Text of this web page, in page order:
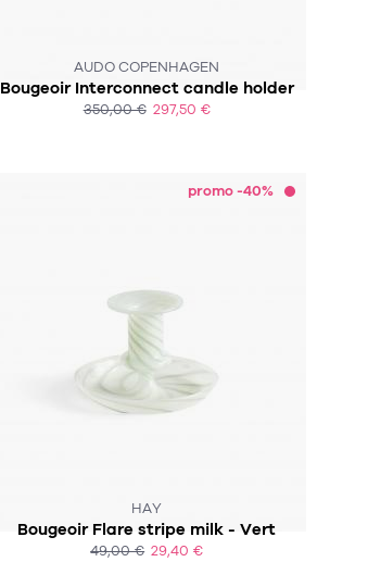
AUDO COPENHAGEN
Bougeoir Interconnect candle holder
350,00 € 297,50 €
promo -40%
HAY
Bougeoir Flare stripe milk - Vert
49,00 € 29,40 €